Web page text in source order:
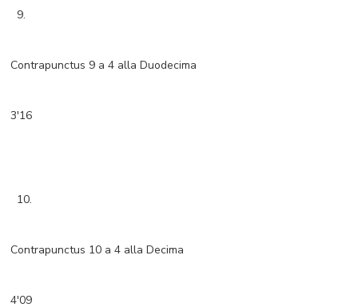
9.
Contrapunctus 9 a 4 alla Duodecima
3'16
10.
Contrapunctus 10 a 4 alla Decima
4'09